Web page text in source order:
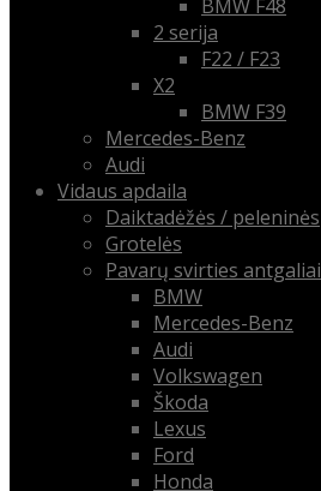
BMW F48
2 serija
F22 / F23
X2
BMW F39
Mercedes-Benz
Audi
Vidaus apdaila
Daiktadėžės / peleninės
Grotelės
Pavarų svirties antgaliai
BMW
Mercedes-Benz
Audi
Volkswagen
Škoda
Lexus
Ford
Honda